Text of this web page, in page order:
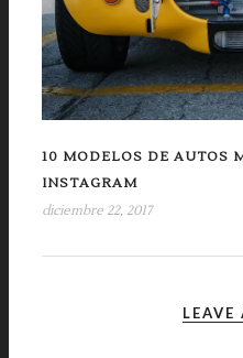
10 MODELOS DE AUTOS
INSTAGRAM
diciembre 22, 2017
LEAVE